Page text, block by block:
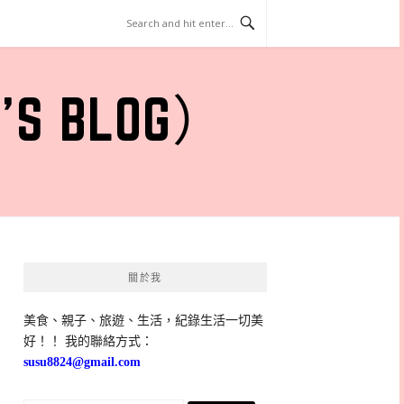
）
關於我
美食、親子、旅遊、生活，紀錄生活一切美
好！！ 我的聯絡方式：
susu8824@gmail.com